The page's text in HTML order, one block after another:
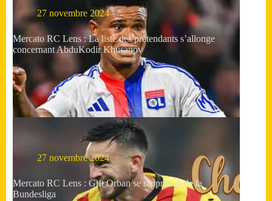
27 novembre 2024
Mercato RC Lens : La liste des prétendants s’allonge
concernant AbduKodir Khusanov
27 novembre 2024
Mercato RC Lens : Gift Orban se rapproche de la
Bundesliga